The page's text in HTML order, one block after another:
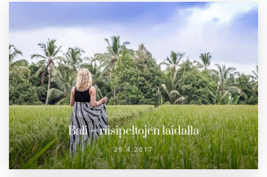
Bali – riisipeltojen laidalla
29.4.2017